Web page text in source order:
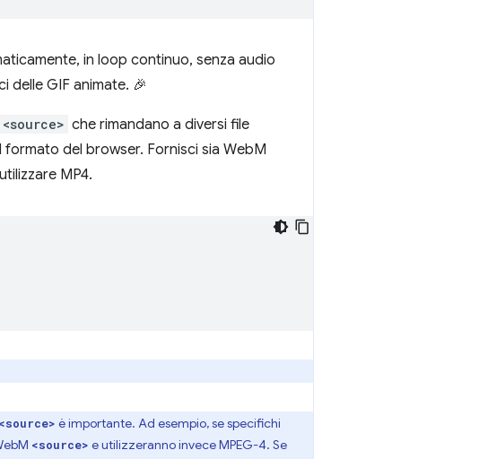
in loop continuo, senza audio
delle GIF animate. 🎉
<source> che rimandano a diversi file
del browser. Fornisci sia WebM
MP4.
<source> è importante. Ad esempio, se specifichi
<source> e utilizzeranno invece MPEG-4. Se